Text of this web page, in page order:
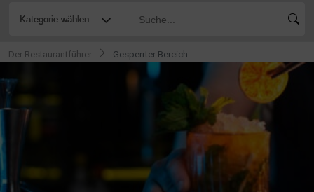
Der Restaurantführer Gesperrter Bereich